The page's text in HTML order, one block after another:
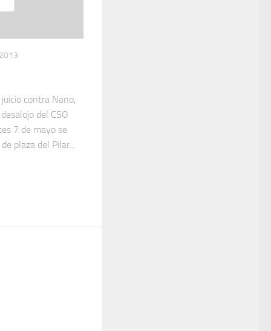
contra Nano,
del CSO
7 de mayo se
plaza del Pilar...